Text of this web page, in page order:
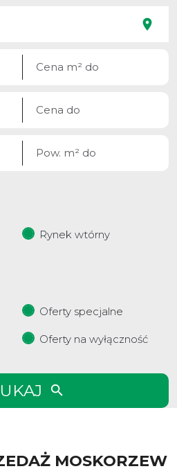
Rynek wtórny
Oferty specjalne
Oferty na wyłączność
MOSKORZEW